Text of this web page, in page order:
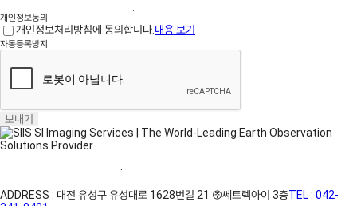
개인정보동의
개인정보처리방침에 동의합니다. 내용 보기
자동등록방지
보내기
·
ADDRESS : 대전 유성구 유성대로 1628번길 21 ㈜쎄트렉아이 3층TEL : 042-